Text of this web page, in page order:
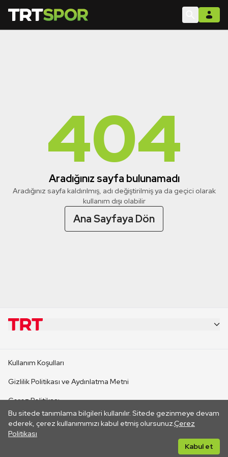
404
Aradığınız sayfa bulunamadı
Aradığınız sayfa kaldırılmış, adı değiştirilmiş ya da geçici olarak
kullanım dışı olabilir
Ana Sayfaya Dön
Bu sitede tanımlama bilgileri kullanılır. Sitede gezinmeye devam
ederek, çerez kullanımımızı kabul etmiş olursunuz.Çerez
Politikası
Kabul et
CANLI YAYINLAR
Kullanım Koşulları
Gizlilik Politikası ve Aydınlatma Metni
Çerez Politikası
İletişim
Her hakkı saklıdır. ©2026 TRT. Bağlantı yoluyla gidilen dış